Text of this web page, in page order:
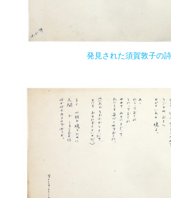
発見された須賀敦子の